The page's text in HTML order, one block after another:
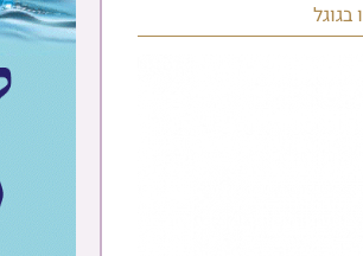
בגוגל